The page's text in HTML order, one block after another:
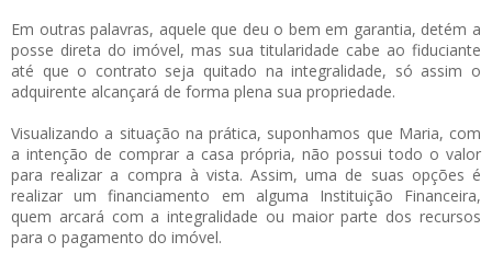
Em outras palavras, aquele que deu o bem em garantia, detém a
posse direta do imóvel, mas sua titularidade cabe ao fiduciante
até que o contrato seja quitado na integralidade, só assim o
adquirente alcançará de forma plena sua propriedade.
Visualizando a situação na prática, suponhamos que Maria, com
a intenção de comprar a casa própria, não possui todo o valor
para realizar a compra à vista. Assim, uma de suas opções é
realizar um financiamento em alguma Instituição Financeira,
quem arcará com a integralidade ou maior parte dos recursos
para o pagamento do imóvel.